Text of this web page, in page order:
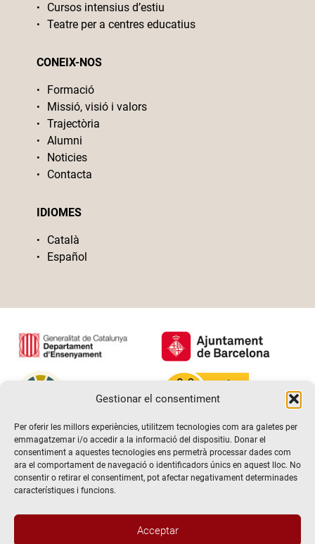
Gestionar el consentiment
Per oferir les millors experiències, utilitzem tecnologies com ara galetes per
emmagatzemar i/o accedir a la informació del dispositiu. Donar el
consentiment a aquestes tecnologies ens permetrà processar dades com
ara el comportament de navegació o identificadors únics en aquest lloc. No
consentir o retirar el consentiment, pot afectar negativament determinades
característiques i funcions.
Acceptar
Cursos intensius d’estiu
Teatre per a centres educatius
CONEIX-NOS
Formació
Missió, visió i valors
Trajectòria
Alumni
Noticies
Contacta
IDIOMES
Català
Español